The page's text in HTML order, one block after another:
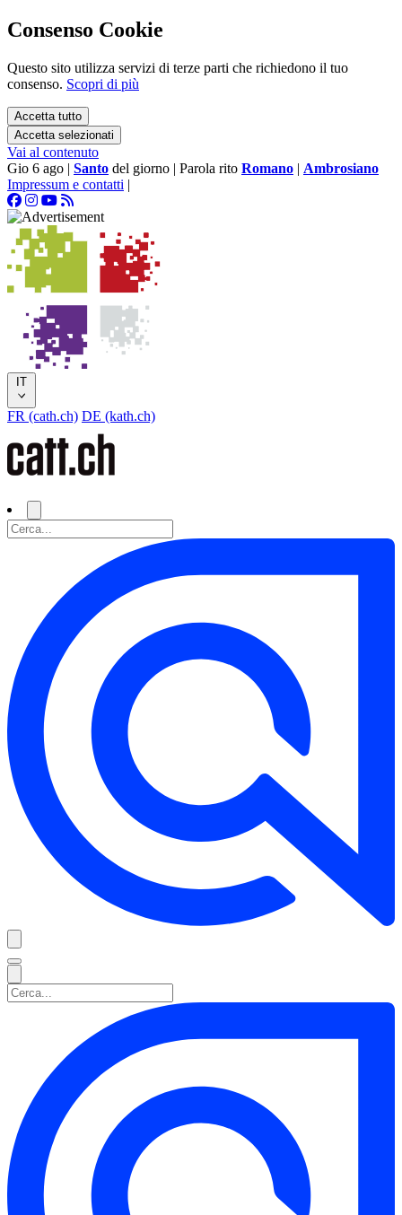
Consenso Cookie
Questo sito utilizza servizi di terze parti che richiedono il tuo
consenso. Scopri di più
Accetta tutto
Accetta selezionati
Vai al contenuto
Gio 6 ago | Santo del giorno | Parola rito Romano | Ambrosiano
Impressum e contatti |
IT
FR (cath.ch) DE (kath.ch)